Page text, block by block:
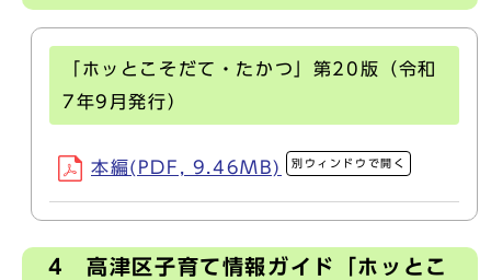
「ホッとこそだて・たかつ」第20版（令和
7年9月発行）
本編(PDF, 9.46MB) 別ウィンドウで開く
4 高津区子育て情報ガイド「ホッとこ